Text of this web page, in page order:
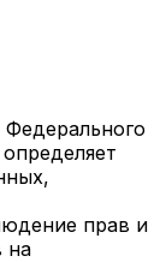
прав и
на